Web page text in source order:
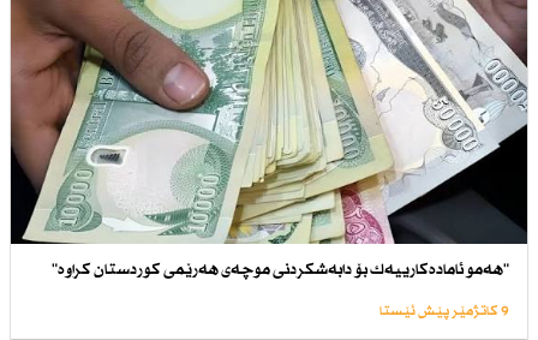
"هەمو ئامادەكارییەك بۆ دابەشكردنی موچەی هەرێمی كوردستان كراوە"
9 کاتژمێر پێش ئێستا